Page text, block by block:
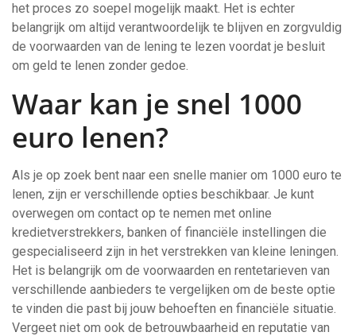
het proces zo soepel mogelijk maakt. Het is echter
belangrijk om altijd verantwoordelijk te blijven en zorgvuldig
de voorwaarden van de lening te lezen voordat je besluit
om geld te lenen zonder gedoe.
Waar kan je snel 1000
euro lenen?
Als je op zoek bent naar een snelle manier om 1000 euro te
lenen, zijn er verschillende opties beschikbaar. Je kunt
overwegen om contact op te nemen met online
kredietverstrekkers, banken of financiële instellingen die
gespecialiseerd zijn in het verstrekken van kleine leningen.
Het is belangrijk om de voorwaarden en rentetarieven van
verschillende aanbieders te vergelijken om de beste optie
te vinden die past bij jouw behoeften en financiële situatie.
Vergeet niet om ook de betrouwbaarheid en reputatie van